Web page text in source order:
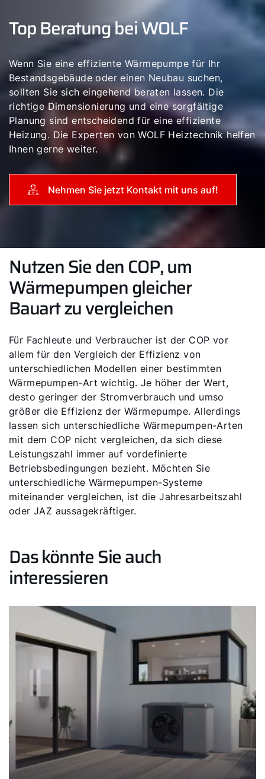
Top Beratung bei WOLF
Wenn Sie eine effiziente Wärmepumpe für Ihr
Bestandsgebäude oder einen Neubau suchen,
sollten Sie sich eingehend beraten lassen. Die
richtige Dimensionierung und eine sorgfältige
Planung sind entscheidend für eine effiziente
Heizung. Die Experten von WOLF Heiztechnik helfen
Ihnen gerne weiter.
Nehmen Sie jetzt Kontakt mit uns auf!
Nutzen Sie den COP, um
Wärmepumpen gleicher
Bauart zu vergleichen
Für Fachleute und Verbraucher ist der COP vor
allem für den Vergleich der Effizienz von
unterschiedlichen Modellen einer bestimmten
Wärmepumpen-Art wichtig. Je höher der Wert,
desto geringer der Stromverbrauch und umso
größer die Effizienz der Wärmepumpe. Allerdings
lassen sich unterschiedliche Wärmepumpen-Arten
mit dem COP nicht vergleichen, da sich diese
Leistungszahl immer auf vordefinierte
Betriebsbedingungen bezieht. Möchten Sie
unterschiedliche Wärmepumpen-Systeme
miteinander vergleichen, ist die Jahresarbeitszahl
oder JAZ aussagekräftiger.
Das könnte Sie auch
interessieren